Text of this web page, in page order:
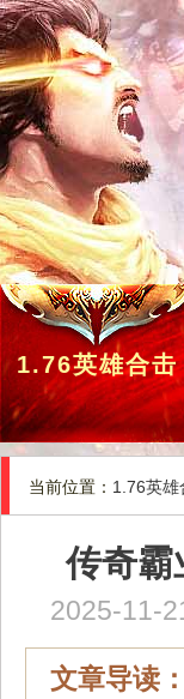
1.76英雄合击
当前位置： 1.76英雄
传奇霸
2025-11-
文章导读：